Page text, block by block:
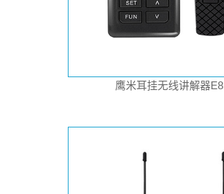
鹰米耳挂无线讲解器E8